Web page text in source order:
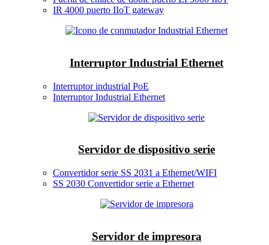
IR 4000 puerto IIoT gateway
Interruptor Industrial Ethernet
Interruptor industrial PoE
Interruptor Industrial Ethernet
Servidor de dispositivo serie
Convertidor serie SS 2031 a Ethernet/WIFI
SS 2030 Convertidor serie a Ethernet
Servidor de impresora